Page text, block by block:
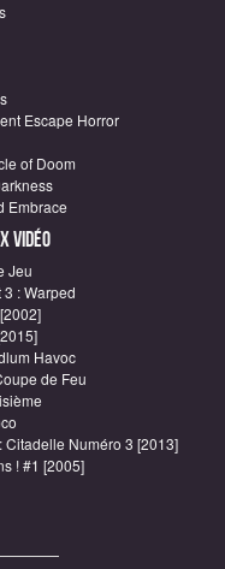
Escape Horror
of Doom
Embrace
vidéo
Jeu
: Warped
Havoc
de Feu
Citadelle Numéro 3 [2013]
! #1 [2005]